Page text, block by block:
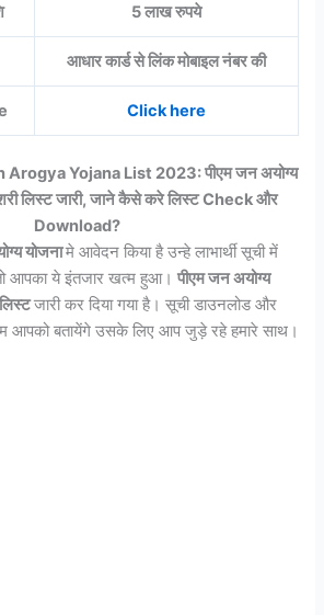
5 लाख रुपये
आधार कार्ड से लिंक मोबाइल नंबर की
Click here
Yojana List 2023: पीएम जन अयोग्य
लिस्ट जारी, जाने कैसे करे लिस्ट Check और
Download?
योजनामे आवेदन किया है उन्हे लाभार्थी सूची में
आपका ये इंतजार खत्म हुआ।पीएम जन अयोग्य
लिस्टजारी कर दिया गया है। सूची डाउनलोड और
आपको बतायेंगे उसके लिए आप जुड़े रहे हमारे साथ।